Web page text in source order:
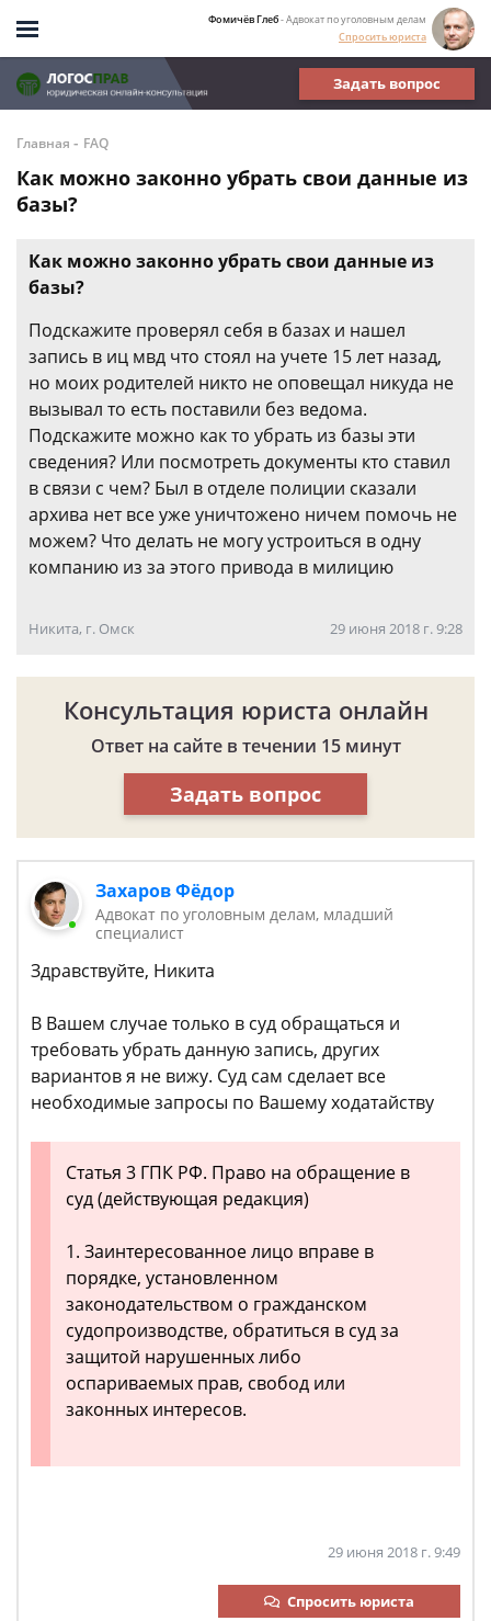
Фомичёв Глеб- Адвокат по уголовным делам
Спросить юриста
Задать вопрос
Главная - FAQ
Как можно законно убрать свои данные из
базы?
Как можно законно убрать свои данные из
базы?
Подскажите проверял себя в базах и нашел
запись в иц мвд что стоял на учете 15 лет назад,
но моих родителей никто не оповещал никуда не
вызывал то есть поставили без ведома.
Подскажите можно как то убрать из базы эти
сведения? Или посмотреть документы кто ставил
в связи с чем? Был в отделе полиции сказали
архива нет все уже уничтожено ничем помочь не
можем? Что делать не могу устроиться в одну
компанию из за этого привода в милицию
Никита, г. Омск 29 июня 2018 г. 9:28
Консультация юриста онлайн
Ответ на сайте в течении 15 минут
Задать вопрос
Захаров Фёдор
Адвокат по уголовным делам, младший
специалист
Здравствуйте, Никита
В Вашем случае только в суд обращаться и
требовать убрать данную запись, других
вариантов я не вижу. Суд сам сделает все
необходимые запросы по Вашему ходатайству
Статья 3 ГПК РФ. Право на обращение в
суд (действующая редакция)
1. Заинтересованное лицо вправе в
порядке, установленном
законодательством о гражданском
судопроизводстве, обратиться в суд за
защитой нарушенных либо
оспариваемых прав, свобод или
законных интересов.
29 июня 2018 г. 9:49
Спросить юриста